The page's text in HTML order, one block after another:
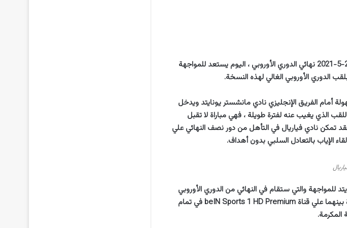
نتيجة مباراة مانشستر يونايتد وفياريال القادمة الأربعاء 26-5-2021 نهائي الدوري الأوروبي ، اليوم يستعد للمواجهة
الدوري الأوروبي الغالي لهذه النسخة.
أمام الفريق الإنجليزي نادي مانشستر يونايتد ويدخل
الذي يغيب عنه لفترة طويلة ، فهي مباراة لا تقبل
تمكن نادي فياريال في التأهل من دور نصف النهائي علي
الإياب بالتعادل السلبي بدون أهداف.
للمواجهة والتي ستقام في النهائي من الدوري الأوروبي
وذلك علي ستاديون إنيرجا جدانسك ، وسوف تذاع المباراة بينهما علي قناة beIN Sports 1 HD Premium في تمام